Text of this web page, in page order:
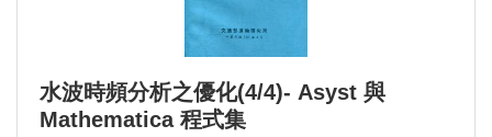
水波時頻分析之優化(4/4)- Asyst 與
Mathematica 程式集